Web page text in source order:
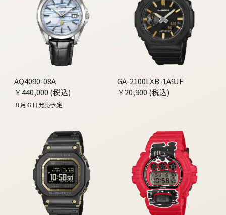
AQ4090-08A
￥440,000 (税込)
８月６日発売予定
GA-2100LXB-1A9JF
￥20,900 (税込)